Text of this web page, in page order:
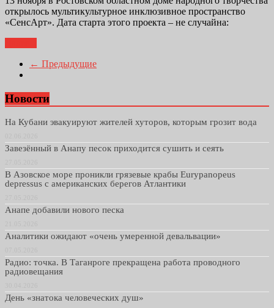
открылось мультикультурное инклюзивное пространство
«СенсАрт». Дата старта этого проекта – не случайна:
← Предыдущие
Новости
На Кубани эвакуируют жителей хуторов, которым грозит вода
Завезённый в Анапу песок приходится сушить и сеять
В Азовское море проникли грязевые крабы Eurypanopeus
depressus с американских берегов Атлантики
Анапе добавили нового песка
Аналитики ожидают «очень умеренной девальвации»
Радио: точка. В Таганроге прекращена работа проводного
радиовещания
День «знатока человеческих душ»